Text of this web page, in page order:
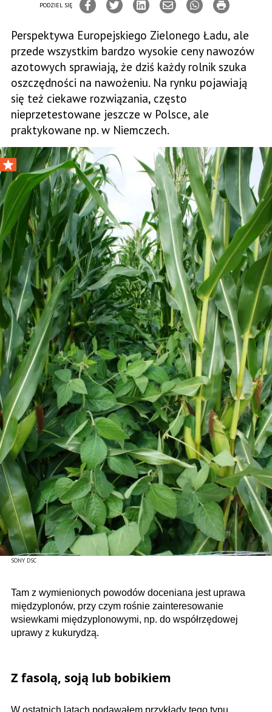
SONY DSC
PODZIEL SIĘ
Perspektywa Europejskiego Zielonego Ładu, ale
przede wszystkim bardzo wysokie ceny nawozów
azotowych sprawiają, że dziś każdy rolnik szuka
oszczędności na nawożeniu. Na rynku pojawiają
się też ciekawe rozwiązania, często
nieprzetestowane jeszcze w Polsce, ale
praktykowane np. w Niemczech.
Tam z wymienionych powodów doceniana jest uprawa
międzyplonów, przy czym rośnie zainteresowanie
wsiewkami międzyplonowymi, np. do współrzędowej
uprawy z kukurydzą.
Z fasolą, soją lub bobikiem
W ostatnich latach podawałem przykłady tego typu